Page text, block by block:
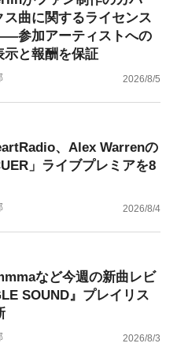
ス曲に関するライセンス
参加アーティストへの
示と報酬を保証
2026/8/5
、Alex Warrenの
」ライブプレミアを8
2026/8/4
など今週の新曲レビ
SOUND』プレイリス
2026/8/3